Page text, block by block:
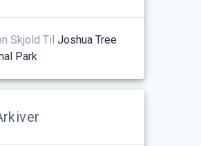
Skjold TilJoshua Tree
Park